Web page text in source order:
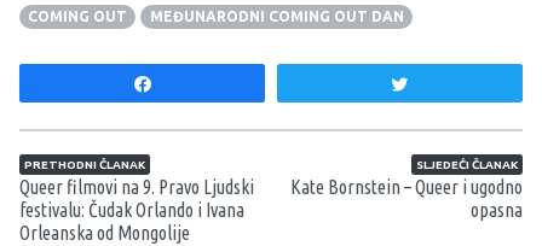
COMING OUT MEĐUNARODNI COMING OUT DAN
Navigacija članaka
PRETHODNI ČLANAK
Queer filmovi na 9. Pravo Ljudski
festivalu: Čudak Orlando i Ivana
Orleanska od Mongolije
SLJEDEĆI ČLANAK
Kate Bornstein – Queer i ugodno
opasna